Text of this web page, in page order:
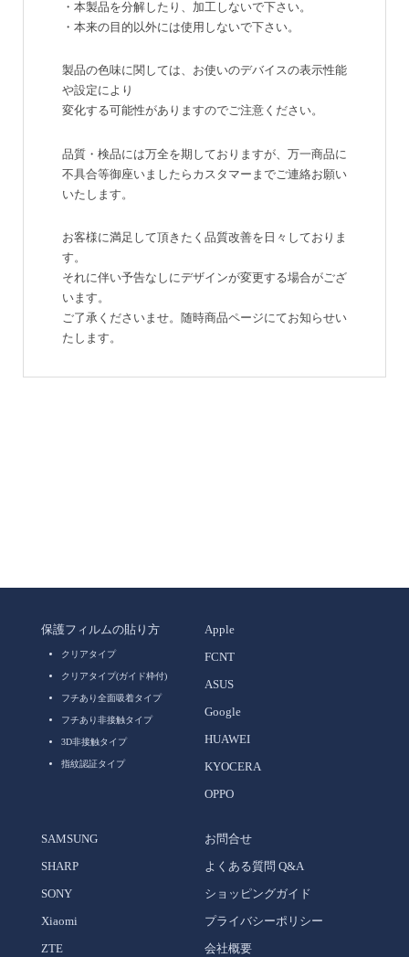
・本製品を分解したり、加工しないで下さい。
・本来の目的以外には使用しないで下さい。
製品の色味に関しては、お使いのデバイスの表示性能
や設定により
変化する可能性がありますのでご注意ください。
品質・検品には万全を期しておりますが、万一商品に
不具合等御座いましたらカスタマーまでご連絡お願い
いたします。
お客様に満足して頂きたく品質改善を日々しておりま
す。
それに伴い予告なしにデザインが変更する場合がござ
います。
ご了承くださいませ。随時商品ページにてお知らせい
たします。
保護フィルムの貼り方
クリアタイプ
クリアタイプ(ガイド枠付)
フチあり全面吸着タイプ
フチあり非接触タイプ
3D非接触タイプ
指紋認証タイプ
Apple
FCNT
ASUS
Google
HUAWEI
KYOCERA
OPPO
SAMSUNG
SHARP
SONY
Xiaomi
ZTE
お問合せ
よくある質問 Q&A
ショッピングガイド
プライバシーポリシー
会社概要